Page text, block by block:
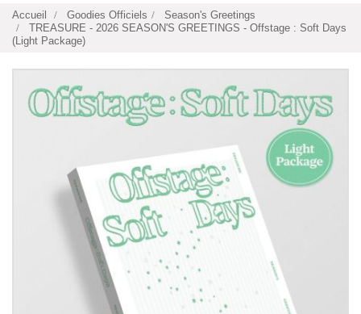
Accueil Goodies Officiels
Season's Greetings
TREASURE - 2026 SEASON'S GREETINGS - Offstage : Soft Days
(Light Package)